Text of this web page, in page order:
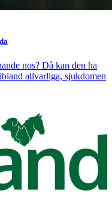
nos? Då kan den ha
allvarliga, sjukdomen